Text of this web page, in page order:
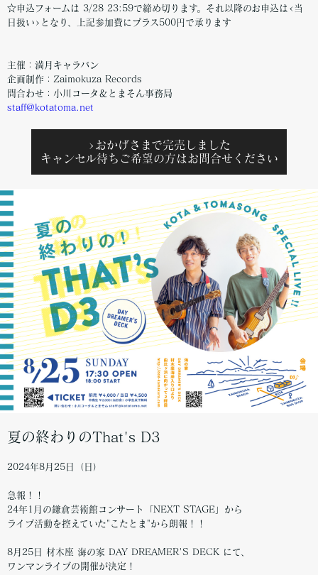
☆申込フォームは 3/28 23:59で締め切ります。それ以降のお申込は<当
日扱い>となり、上記参加費にプラス500円で承ります
主催：満月キャラバン
企画制作：Zaimokuza Records
問合わせ：小川コータ＆とまそん事務局
staff@kotatoma.net
>おかげさまで完売しました
キャンセル待ちご希望の方はお問合せください
夏の終わりのThat's D3
2024年8月25日（日）
急報！！
24年1月の鎌倉芸術館コンサート「NEXT STAGE」から
ライブ活動を控えていた"こたとま"から朗報！！
8月25日 材木座 海の家 DAY DREAMER'S DECK にて、
ワンマンライブの開催が決定！